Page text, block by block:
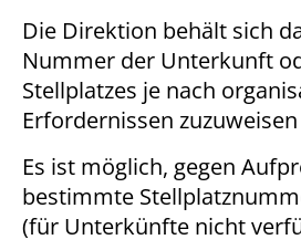
Die Direktion behält sich
Nummer der Unterkunft
Stellplatzes je nach
Erfordernissen
Es ist möglich, gegen
bestimmte
(für Unterkünfte nicht